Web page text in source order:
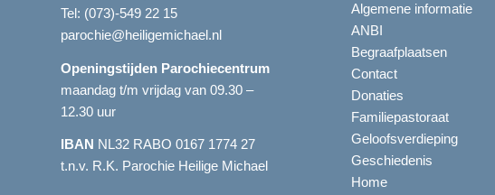
Tel: (073)-549 22 15
parochie@heiligemichael.nl
Openingstijden Parochiecentrum
maandag t/m vrijdag van 09.30 –
12.30 uur
IBAN NL32 RABO 0167 1774 27
t.n.v. R.K. Parochie Heilige Michael
Algemene informatie
ANBI
Begraafplaatsen
Contact
Donaties
Familiepastoraat
Geloofsverdieping
Geschiedenis
Home